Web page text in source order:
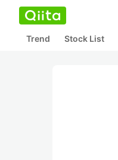
Trend Stock List